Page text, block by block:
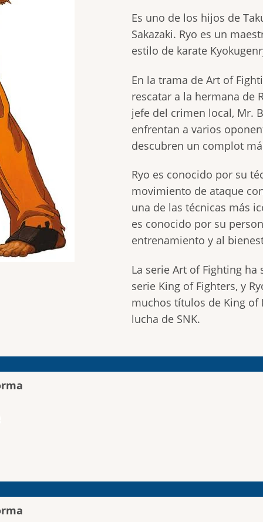
Es uno de los hijos de
Sakazaki. Ryo es un
estilo de karate
En la trama de Art of
rescatar a la hermana de
jefe del crimen local, Mr.
enfrentan a varios
descubren un complot
Ryo es conocido por su
movimiento de ataque
una de las técnicas más
es conocido por su
entrenamiento y al
La serie Art of Fighting
serie King of Fighters, y
muchos títulos de King of
lucha de SNK.